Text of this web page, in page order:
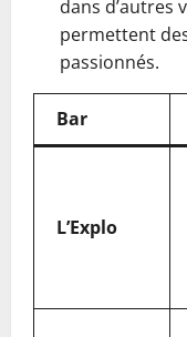
dans d’autres
permettent
passionnés.
Bar
L’Explo